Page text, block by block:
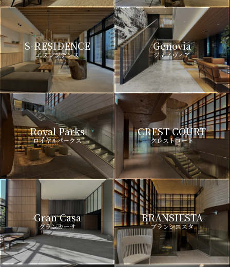
S-RESIDENCE
エスレジデンス
Genovia
ジェノヴィア
Royal Parks
ロイヤルパークス
CREST COURT
クレストコート
Gran Casa
グランカーサ
BRANSIESTA
ブランシエスタ